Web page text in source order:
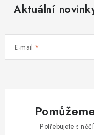
Aktuální
E-mail
Potřebujete s